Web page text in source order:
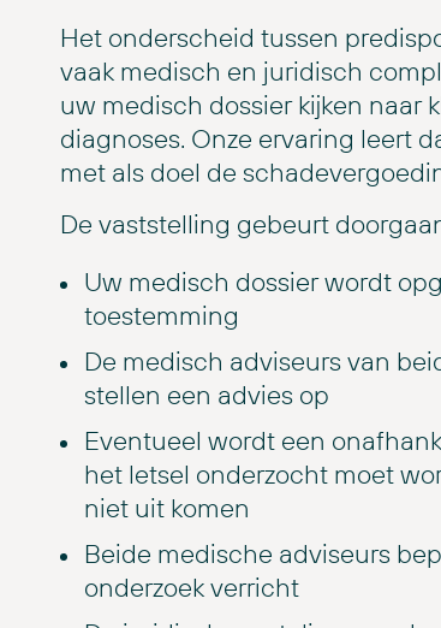
Het onderscheid tussen
vaak medisch en juridisch
uw medisch dossier kijken naar
diagnoses. Onze ervaring leert
met als doel de
De vaststelling gebeurt
Uw medisch dossier wordt
toestemming
De medisch adviseurs van
stellen een advies op
Eventueel wordt een
het letsel onderzocht moet
niet uit komen
Beide medische adviseurs
onderzoek verricht